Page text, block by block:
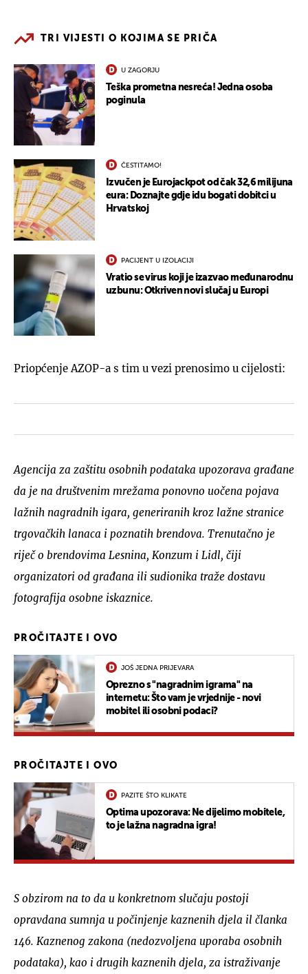
TRI VIJESTI O KOJIMA SE PRIČA
U ZAGORJU
Teška prometna nesreća! Jedna osoba
poginula
ČESTITAMO!
Izvučen je Eurojackpot od čak 32,6 milijuna
eura: Doznajte gdje idu bogati dobitci u
Hrvatskoj
PACIJENT U IZOLACIJI
Vratio se virus koji je izazvao međunarodnu
uzbunu: Otkriven novi slučaj u Europi
Priopćenje AZOP-a s tim u vezi prenosimo u cijelosti:
Agencija za zaštitu osobnih podataka upozorava građane
da je na društvenim mrežama ponovno uočena pojava
lažnih nagradnih igara, generiranih kroz lažne stranice
trgovačkih lanaca i poznatih brendova. Trenutačno je
riječ o brendovima Lesnina, Konzum i Lidl, čiji
organizatori od građana ili sudionika traže dostavu
fotografija osobne iskaznice.
PROČITAJTE I OVO
JOŠ JEDNA PRIJEVARA
Oprezno s "nagradnim igrama" na
internetu: Što vam je vrjednije - novi
mobitel ili osobni podaci?
PROČITAJTE I OVO
PAZITE ŠTO KLIKATE
Optima upozorava: Ne dijelimo mobitele,
to je lažna nagradna igra!
S obzirom na to da u konkretnom slučaju postoji
opravdana sumnja u počinjenje kaznenih djela il članka
146. Kaznenog zakona (nedozvoljena uporaba osobnih
podataka), kao i drugih kaznenih djela, za istraživanje